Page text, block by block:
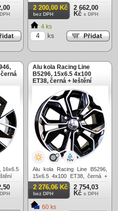
2 200,00 Kč
bez DPH
2 662,00
Kč s DPH
4 ks
ks
černá
16x6.5
Alu kola Racing Line
B5296, 15x6.5 4x100
ET38, černá + leštění
Alu kola Racing Line B5296,
15x6.5 4x100 ET38, černá +
leštění
2 276,06 Kč
bez DPH
2 754,03
Kč s DPH
60 ks